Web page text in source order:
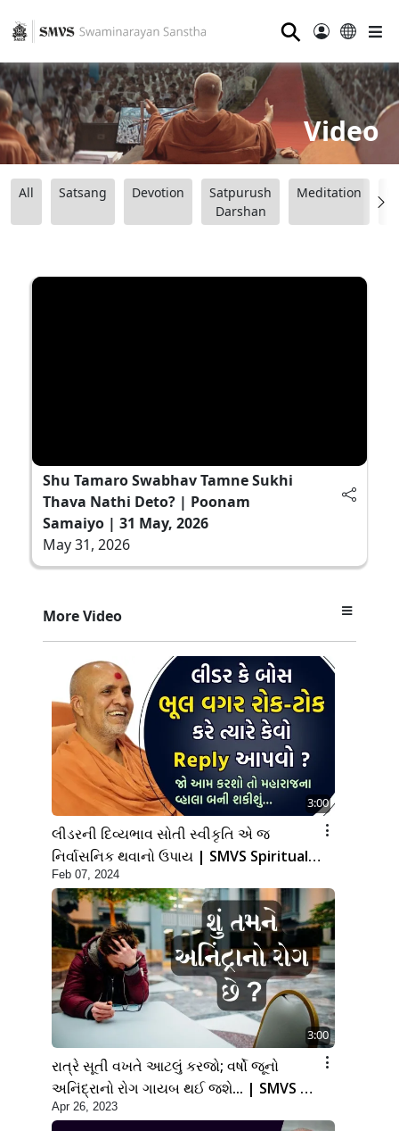
⚲
Video
All Satsang Devotion
Satpurush
Darshan
Meditation
Shu Tamaro Swabhav Tamne Sukhi
Thava Nathi Deto? | Poonam
Samaiyo | 31 May, 2026
May 31, 2026
More Video
3:00
લીડરની દિવ્યભાવ સોતી સ્વીકૃતિ એ જ
નિર્વાસનિક થવાનો ઉપાય | SMVS Spiritual
Journey
Feb 07, 2024
3:00
રાત્રે સૂતી વખતે આટલું કરજો; વર્ષો જૂનો
અનિંદ્રાનો રોગ ગાયબ થઈ જશે... | SMVS |
Swaminarayan | 2023
Apr 26, 2023